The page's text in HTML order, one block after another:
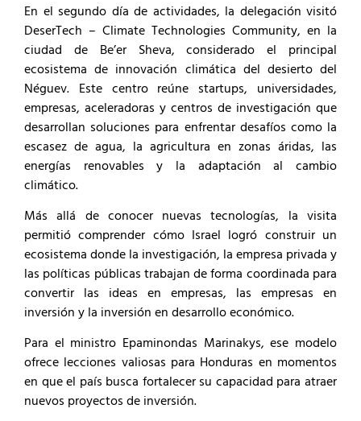
En el segundo día de actividades, la delegación visitó
DeserTech – Climate Technologies Community, en la
ciudad de Be’er Sheva, considerado el principal
ecosistema de innovación climática del desierto del
Néguev. Este centro reúne startups, universidades,
empresas, aceleradoras y centros de investigación que
desarrollan soluciones para enfrentar desafíos como la
escasez de agua, la agricultura en zonas áridas, las
energías renovables y la adaptación al cambio
climático.
Más allá de conocer nuevas tecnologías, la visita
permitió comprender cómo Israel logró construir un
ecosistema donde la investigación, la empresa privada y
las políticas públicas trabajan de forma coordinada para
convertir las ideas en empresas, las empresas en
inversión y la inversión en desarrollo económico.
Para el ministro Epaminondas Marinakys, ese modelo
ofrece lecciones valiosas para Honduras en momentos
en que el país busca fortalecer su capacidad para atraer
nuevos proyectos de inversión.